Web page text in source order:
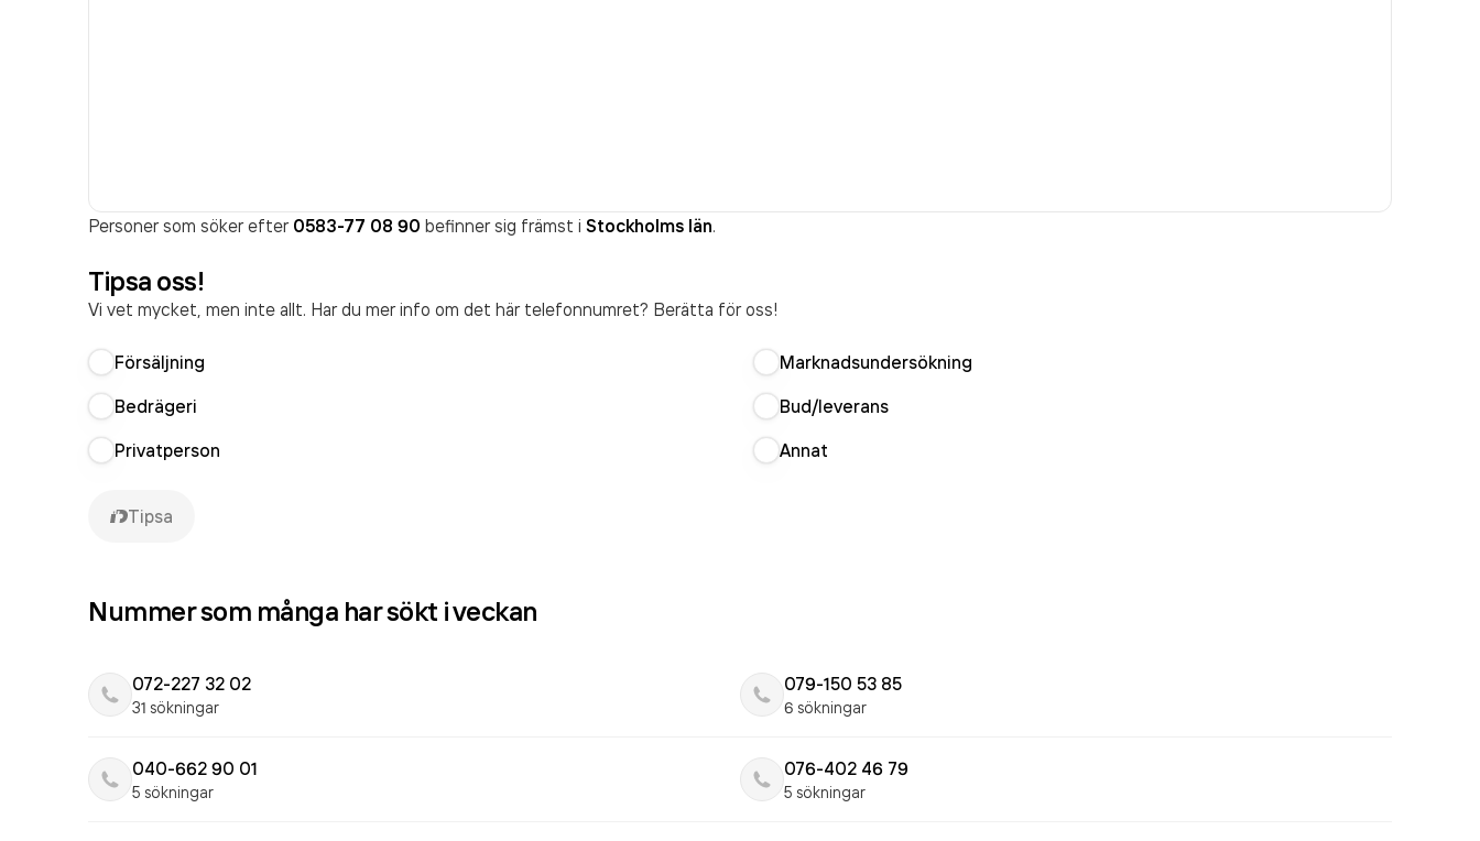
Personer som söker efter 0583-77 08 90 befinner sig främst i Stockholms län.
Tipsa oss!
Vi vet mycket, men inte allt. Har du mer info om det här telefonnumret? Berätta för oss!
Försäljning
Marknadsundersökning
Bedrägeri
Bud/leverans
Privatperson
Annat
Tipsa
Nummer som många har sökt i veckan
072-227 32 02
31 sökningar
079-150 53 85
6 sökningar
040-662 90 01
5 sökningar
076-402 46 79
5 sökningar